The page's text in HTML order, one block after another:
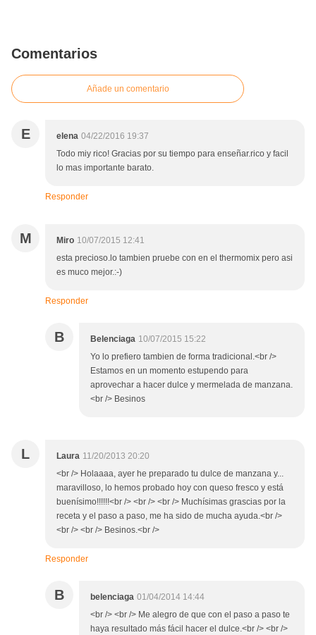
Comentarios
Añade un comentario
E elena 04/22/2016 19:37
Todo miy rico! Gracias por su tiempo para enseñar.rico y facil
lo mas importante barato.
Responder
M Miro 10/07/2015 12:41
esta precioso.lo tambien pruebe con en el thermomix pero asi
es muco mejor.:-)
Responder
B Belenciaga 10/07/2015 15:22
Yo lo prefiero tambien de forma tradicional.<br />
Estamos en un momento estupendo para
aprovechar a hacer dulce y mermelada de manzana.
<br /> Besinos
L Laura 11/20/2013 20:20
<br /> Holaaaa, ayer he preparado tu dulce de manzana y...
maravilloso, lo hemos probado hoy con queso fresco y está
buenísimo!!!!!!<br /> <br /> <br /> Muchísimas grascias por la
receta y el paso a paso, me ha sido de mucha ayuda.<br />
<br /> <br /> Besinos.<br />
Responder
B belenciaga 01/04/2014 14:44
<br /> <br /> Me alegro de que con el paso a paso te
haya resultado más fácil hacer el dulce.<br /> <br />